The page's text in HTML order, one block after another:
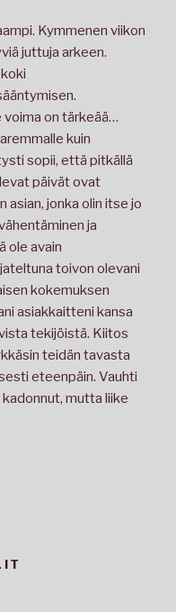
Kymmenen viikon
juttuja arkeen.
voima on tärkeää…
kuin
sopii, että pitkällä
päivät ovat
asian, jonka olin itse jo
ja
ole avain
toivon olevani
kokemuksen
asiakkaitteni kansa
tekijöistä. Kiitos
teidän tavasta
eteenpäin. Vauhti
mutta liike